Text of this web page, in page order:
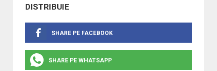
DISTRIBUIE
SHARE PE FACEBOOK
SHARE PE WHATSAPP